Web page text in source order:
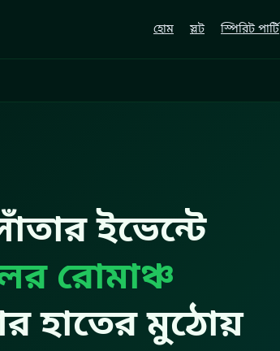
হোম স্লট স্পিরিট পার্টি
ইভেন্টে
রোমাঞ্চ
হাতের মুঠোয়